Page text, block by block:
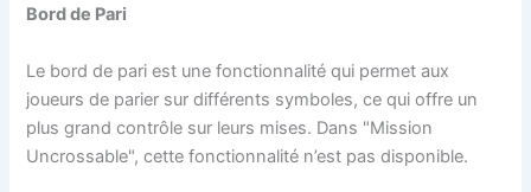
Bord de Pari
Le bord de pari est une fonctionnalité qui permet aux
joueurs de parier sur différents symboles, ce qui offre un
plus grand contrôle sur leurs mises. Dans "Mission
Uncrossable", cette fonctionnalité n’est pas disponible.